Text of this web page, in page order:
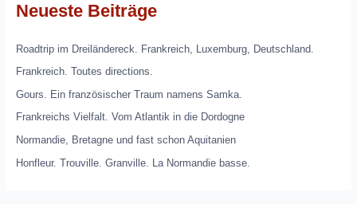
Neueste Beiträge
Roadtrip im Dreiländereck. Frankreich, Luxemburg, Deutschland.
Frankreich. Toutes directions.
Gours. Ein französischer Traum namens Samka.
Frankreichs Vielfalt. Vom Atlantik in die Dordogne
Normandie, Bretagne und fast schon Aquitanien
Honfleur. Trouville. Granville. La Normandie basse.